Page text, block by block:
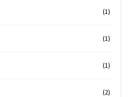
(1)
(1)
(1)
(2)